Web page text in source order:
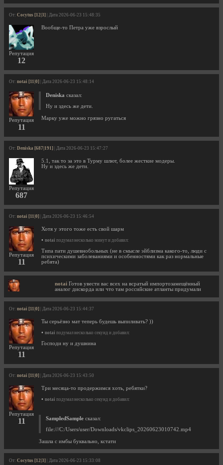
От: Cocytus [12|3] | Дата 2026-06-23 15:48:35
Репутация
12
Вообще-то Петра уже взрослый
От: notai [11|0] | Дата 2026-06-23 15:48:14
Репутация
11
Deniska сказал:
Ну и здесь же дети.
Марку уже можно грязно ругаться
От: Deniska [687|191] | Дата 2026-06-23 15:47:27
Репутация
687
5.1, так то за это в Турму шлют, более жесткие модеры.
Ну и здесь же дети.
От: notai [11|0] | Дата 2026-06-23 15:46:54
Репутация
11
Хотя у этого тоже есть свой шарм
• notai подумал несколько минут и добавил:
Типа пати душевнобольных (не в смысле эйблизма какого-то, люди с
психическими заболеваниями и особенностями как раз нормальные
ребята)
notai Готов увести вас всех на всратый импортозамещённый
аналог дискорда или что там российские атланты придумали
От: notai [11|0] | Дата 2026-06-23 15:44:37
Репутация
11
Ты серьёзно мат теперь будешь выпиливать? ))
• notai подумал несколько секунд и добавил:
Господи ну и душнина
От: notai [11|0] | Дата 2026-06-23 15:43:50
Репутация
11
Три месяца-то продержимся хоть, ребятки?
• notai подумал несколько секунд и добавил:
SampledSample сказал:
file:///C:/Users/user/Downloads/vkclips_20260623010742.mp4
Зашла с имбы буквально, кстати
От: Cocytus [12|3] | Дата 2026-06-23 15:33:08